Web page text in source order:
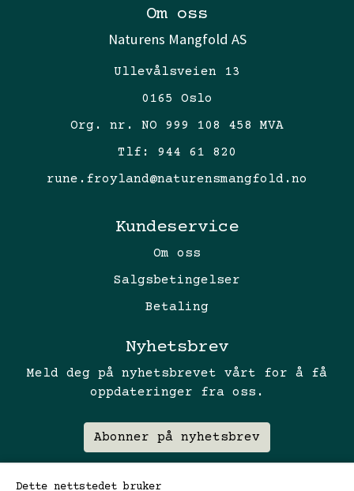
Om oss
Naturens Mangfold AS
Ullevålsveien 13
0165 Oslo
Org. nr. NO 999 108 458 MVA
Tlf: 944 61 820
rune.froyland@naturensmangfold.no
Kundeservice
Om oss
Salgsbetingelser
Betaling
Nyhetsbrev
Meld deg på nyhetsbrevet vårt for å få
oppdateringer fra oss.
Abonner på nyhetsbrev
Dette nettstedet bruker